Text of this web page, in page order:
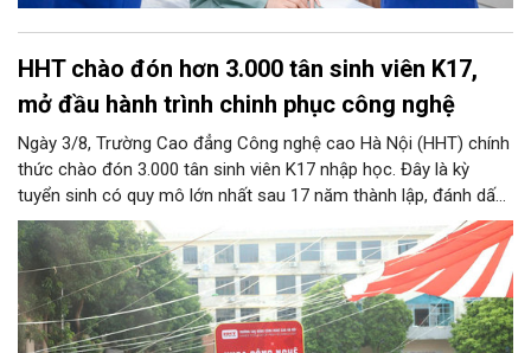
HHT chào đón hơn 3.000 tân sinh viên K17,
mở đầu hành trình chinh phục công nghệ
Ngày 3/8, Trường Cao đẳng Công nghệ cao Hà Nội (HHT) chính
thức chào đón 3.000 tân sinh viên K17 nhập học. Đây là kỳ
tuyển sinh có quy mô lớn nhất sau 17 năm thành lập, đánh dấu
bước chuyển mình quan trọng của nhà trường.